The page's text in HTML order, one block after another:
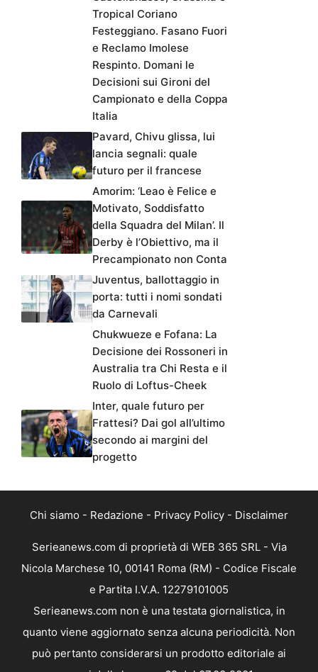
Tropical Coriano
Festeggiano. Fasano Fuori
e Reclamo Imolese
Respinto. Domani le
Decisioni sui Gironi del
Campionato e della Coppa
Italia
Pavard, Chivu glissa, lui
lancia segnali: quale
futuro per il francese
Amorim: ‘Leao è Felice e
Motivato, Soddisfatto
della Squadra del Milan’. Il
Derby è l’Obiettivo, ma il
Precampionato non Conta
Juventus, ballottaggio in
porta: tutti i nomi sondati
da Carnevali
Chukwueze e Fofana: La
Decisione dei Rossoneri in
Australia tra Chi Resta e il
Ruolo di Loftus-Cheek
Inter, quale futuro per
Frattesi? Dai gol all’ultimo
secondo ai margini del
progetto
Chi siamo - Redazione - Privacy Policy - Disclaimer
Serieanews.com di proprietà di WEB 365 SRL - Via
Nicola Marchese 10, 00141 Roma (RM) - Codice Fiscale
e Partita I.V.A. 12279101005
Serieanews.com non è una testata giornalistica, in
quanto viene aggiornato senza alcuna periodicità. Non
può pertanto considerarsi un prodotto editoriale ai